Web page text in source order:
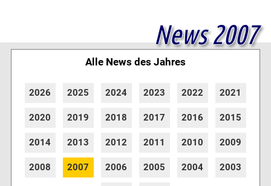
News 2007
Alle News des Jahres
2026 2025 2024 2023 2022 2021
2020 2019 2018 2017 2016 2015
2014 2013 2012 2011 2010 2009
2008 2007 2006 2005 2004 2003